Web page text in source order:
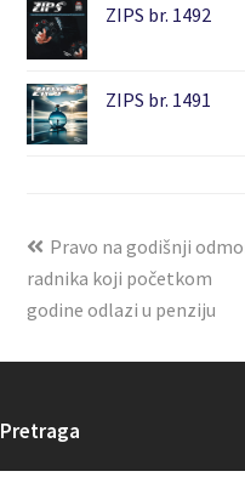
ZIPS br. 1492
ZIPS br. 1491
Pravo na godišnji
radnika koji početkom
godine odlazi u penziju
Pretraga